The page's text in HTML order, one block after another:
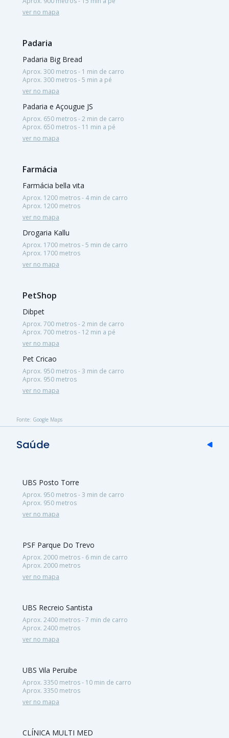
ver no mapa
Padaria
Padaria Big Bread
Aprox. 300 metros - 1 min de carro
Aprox. 300 metros - 5 min a pé
ver no mapa
Padaria e Açougue JS
Aprox. 650 metros - 2 min de carro
Aprox. 650 metros - 11 min a pé
ver no mapa
Farmácia
Farmácia bella vita
Aprox. 1200 metros - 4 min de carro
Aprox. 1200 metros
ver no mapa
Drogaria Kallu
Aprox. 1700 metros - 5 min de carro
Aprox. 1700 metros
ver no mapa
PetShop
Dibpet
Aprox. 700 metros - 2 min de carro
Aprox. 700 metros - 12 min a pé
ver no mapa
Pet Cricao
Aprox. 950 metros - 3 min de carro
Aprox. 950 metros
ver no mapa
Fonte: Google Maps
Saúde
UBS Posto Torre
Aprox. 950 metros - 3 min de carro
Aprox. 950 metros
ver no mapa
PSF Parque Do Trevo
Aprox. 2000 metros - 6 min de carro
Aprox. 2000 metros
ver no mapa
UBS Recreio Santista
Aprox. 2400 metros - 7 min de carro
Aprox. 2400 metros
ver no mapa
UBS Vila Peruibe
Aprox. 3350 metros - 10 min de carro
Aprox. 3350 metros
ver no mapa
CLÍNICA MULTI MED